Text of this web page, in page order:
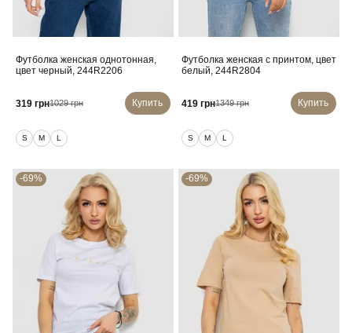
Футболка женская однотонная,
цвет черный, 244R2206
319 грн1029 грн Купить
S M L
Футболка женская с принтом, цвет
белый, 244R2804
419 грн1349 грн Купить
S M L
-69% -69%